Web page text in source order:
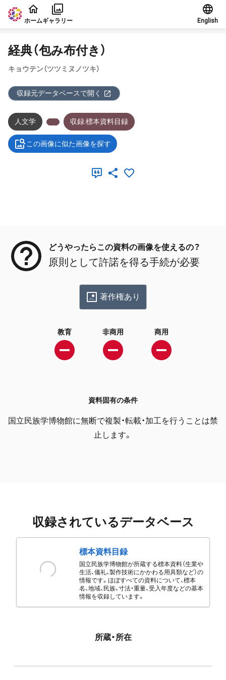
本文に飛ぶ
ホームギャラリー English
経典（包み布付き）
キョウテン（ツツミヌノツキ）
収録元データベースで開く
人文学 収録:標本資料目録
この画像に似た画像を探す
どうやったらこの資料の画像を使えるの？
原則として許諾を得る手続が必要
著作権あり
教育 非商用 商用
資料固有の条件
国立民族学博物館に無断で複製・転載・加工を行うことは禁
止します。
収録されているデータベース
標本資料目録
国立民族学博物館が所蔵する標本資料（生業や
生活、儀礼、製作技術にかかわる用具類など）の
情報です。ほぼすべての資料について、標本
名、地域、民族、寸法・重量、受入年度などの基本
情報を収録しています。
所蔵・所在